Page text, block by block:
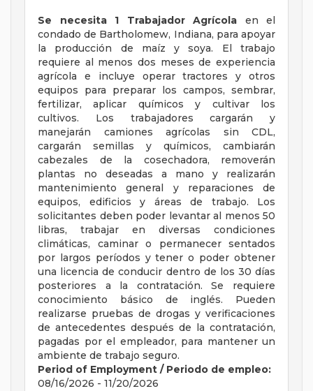
Se necesita 1 Trabajador Agrícola en el
condado de Bartholomew, Indiana, para apoyar
la producción de maíz y soya. El trabajo
requiere al menos dos meses de experiencia
agrícola e incluye operar tractores y otros
equipos para preparar los campos, sembrar,
fertilizar, aplicar químicos y cultivar los
cultivos. Los trabajadores cargarán y
manejarán camiones agrícolas sin CDL,
cargarán semillas y químicos, cambiarán
cabezales de la cosechadora, removerán
plantas no deseadas a mano y realizarán
mantenimiento general y reparaciones de
equipos, edificios y áreas de trabajo. Los
solicitantes deben poder levantar al menos 50
libras, trabajar en diversas condiciones
climáticas, caminar o permanecer sentados
por largos períodos y tener o poder obtener
una licencia de conducir dentro de los 30 días
posteriores a la contratación. Se requiere
conocimiento básico de inglés. Pueden
realizarse pruebas de drogas y verificaciones
de antecedentes después de la contratación,
pagadas por el empleador, para mantener un
ambiente de trabajo seguro.
Period of Employment / Periodo de empleo:
08/16/2026 - 11/20/2026